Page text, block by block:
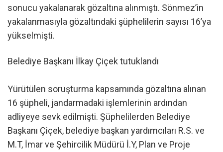
sonucu yakalanarak gözaltına alınmıştı. Sönmez’in
yakalanmasıyla gözaltındaki şüphelilerin sayısı 16’ya
yükselmişti.
Belediye Başkanı İlkay Çiçek tutuklandı
Yürütülen soruşturma kapsamında gözaltına alınan
16 şüpheli, jandarmadaki işlemlerinin ardından
adliyeye sevk edilmişti. Şüphelilerden Belediye
Başkanı Çiçek, belediye başkan yardımcıları R.S. ve
M.T, İmar ve Şehircilik Müdürü İ.Y, Plan ve Proje